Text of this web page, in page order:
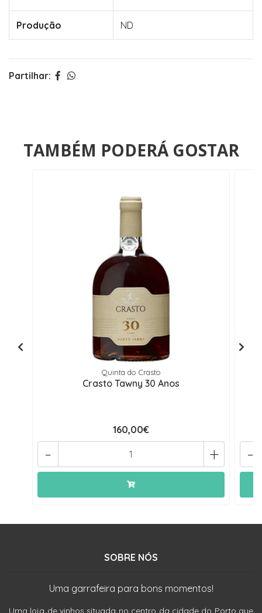
Produção ND
Partilhar:
TAMBÉM PODERÁ GOSTAR
Quinta do Crasto
Crasto Tawny 30 Anos
160,00€
+
- -
SOBRE NÓS
Uma garrafeira para bons momentos!
Uma loja de vinhos situada no centro da cidade do Porto que